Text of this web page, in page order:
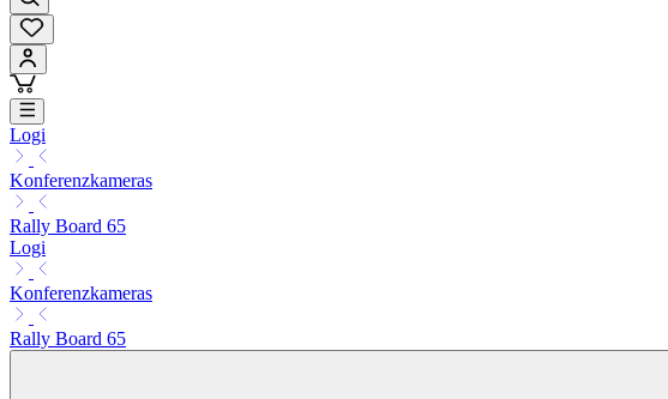
Logi
Konferenzkameras
Rally Board 65
Logi
Konferenzkameras
Rally Board 65